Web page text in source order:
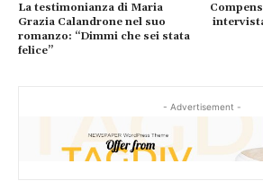
La testimonianza di Maria
Grazia Calandrone nel suo
romanzo: “Dimmi che sei stata
felice”
- Advertisement -